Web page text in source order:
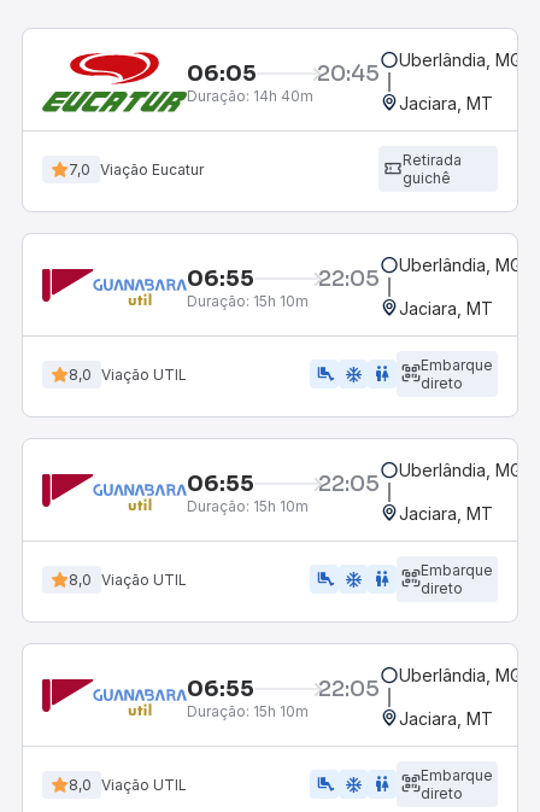
06:05 20:45
Duração: 14h 40m
Uberlândia, MG -
Jaciara, MT
7,0 Viação Eucatur
Retirada
guichê
06:55 22:05
Duração: 15h 10m
Uberlândia, MG -
Jaciara, MT
8,0 Viação UTIL airline_seat_legroom_extra ac_unit wc
Embarque
direto
06:55 22:05
Duração: 15h 10m
Uberlândia, MG -
Jaciara, MT
8,0 Viação UTIL airline_seat_legroom_extra ac_unit WC
Embarque
direto
06:55 22:05
Duração: 15h 10m
Uberlândia, MG -
Jaciara, MT
8,0 Viação UTIL airline_seat_legroom_extra ac_unit wc
Embarque
direto